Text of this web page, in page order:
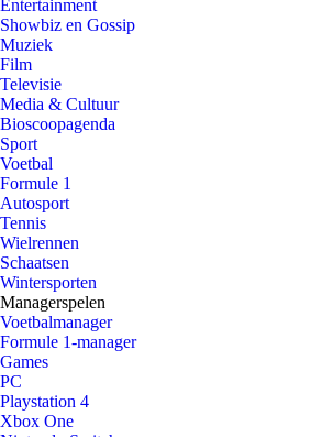
Entertainment
Showbiz en Gossip
Muziek
Film
Televisie
Media & Cultuur
Bioscoopagenda
Sport
Voetbal
Formule 1
Autosport
Tennis
Wielrennen
Schaatsen
Wintersporten
Managerspelen
Voetbalmanager
Formule 1-manager
Games
PC
Playstation 4
Xbox One